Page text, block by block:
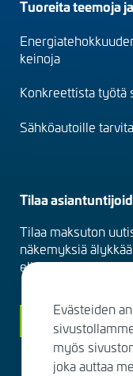
Footer
menu
(fi)
Tuoreita teemoja
keinoja
Konkreettista työtä
Sähköautoille
Tilaa
Tilaa maksuton
näkemyksiä
elinympäristöstä
Siirry tilaamaan
Evästeiden
myös
joka auttaa